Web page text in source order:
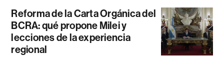
Reforma de la Carta Orgánica del
BCRA: qué propone Milei y
lecciones de la experiencia
regional